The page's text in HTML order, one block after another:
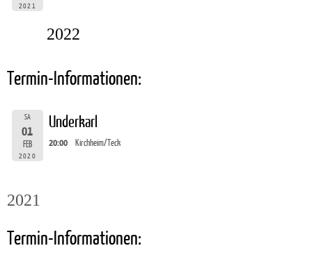
2021
2022
Termin-Informationen:
SA
01
FEB
2020
Underkarl
20:00 Kirchheim/Teck
2021
Termin-Informationen: